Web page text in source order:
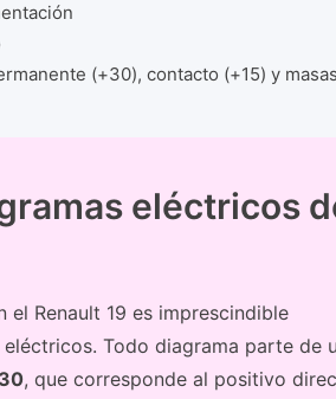
(+30), contacto (+15) y masas
eléctricos
Renault 19 es imprescindible
Todo diagrama parte de
, que corresponde al positivo